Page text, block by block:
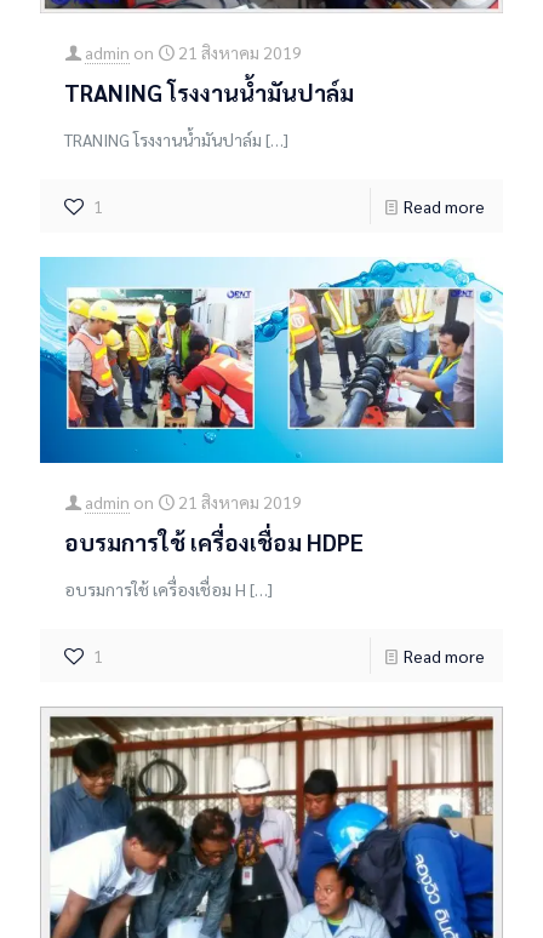
admin on 21 สิงหาคม 2019
TRANING โรงงานน้ำมันปาล์ม
TRANING โรงงานน้ำมันปาล์ม […]
1 Read more
admin on 21 สิงหาคม 2019
อบรมการใช้ เครื่องเชื่อม HDPE
อบรมการใช้ เครื่องเชื่อม H […]
1 Read more